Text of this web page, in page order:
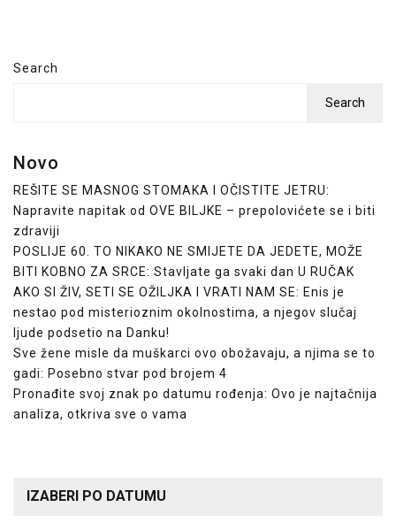
Search
Search
Novo
REŠITE SE MASNOG STOMAKA I OČISTITE JETRU:
Napravite napitak od OVE BILJKE – prepolovićete se i biti
zdraviji
POSLIJE 60. TO NIKAKO NE SMIJETE DA JEDETE, MOŽE
BITI KOBNO ZA SRCE: Stavljate ga svaki dan U RUČAK
AKO SI ŽIV, SETI SE OŽILJKA I VRATI NAM SE: Enis je
nestao pod misterioznim okolnostima, a njegov slučaj
ljude podsetio na Danku!
Sve žene misle da muškarci ovo obožavaju, a njima se to
gadi: Posebno stvar pod brojem 4
Pronađite svoj znak po datumu rođenja: Ovo je najtačnija
analiza, otkriva sve o vama
IZABERI PO DATUMU